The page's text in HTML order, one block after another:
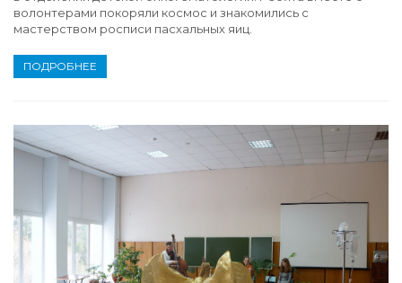
волонтерами покоряли космос и знакомились с
мастерством росписи пасхальных яиц.
ПОДРОБНЕЕ